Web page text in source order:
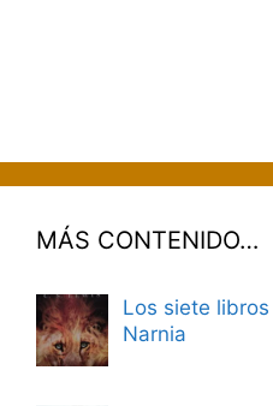
MÁS CONTENIDO…
Los siete
Narnia